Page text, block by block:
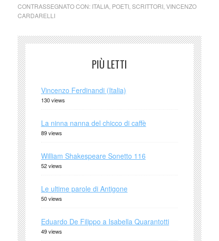
CONTRASSEGNATO CON: ITALIA, POETI, SCRITTORI, VINCENZO
CARDARELLI
PIÙ LETTI
Vincenzo Ferdinandi (Italia)
130 views
La ninna nanna del chicco di caffè
89 views
William Shakespeare Sonetto 116
52 views
Le ultime parole di Antigone
50 views
Eduardo De Filippo a Isabella Quarantotti
49 views